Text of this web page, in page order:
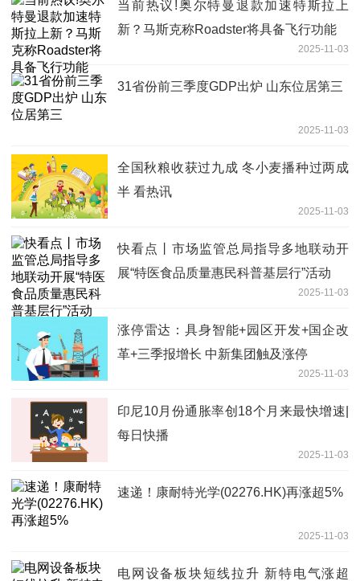
当前热议!奥尔特曼退款加速特斯拉上
新？马斯克称Roadster将具备飞行功能
2025-11-03
31省份前三季度GDP出炉 山东位居第三
2025-11-03
全国秋粮收获过九成 冬小麦播种过两成
半 看热讯
2025-11-03
快看点丨市场监管总局指导多地联动开
展“特医食品质量惠民科普基层行”活动
2025-11-03
涨停雷达：具身智能+园区开发+国企改
革+三季报增长 中新集团触及涨停
2025-11-03
印尼10月份通胀率创18个月来最快增速|
每日快播
2025-11-03
速递！康耐特光学(02276.HK)再涨超5%
2025-11-03
电网设备板块短线拉升 新特电气涨超